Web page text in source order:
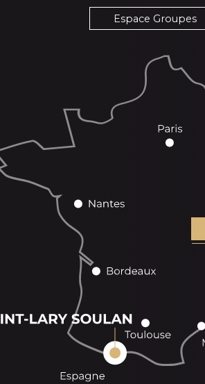
Espace Groupes